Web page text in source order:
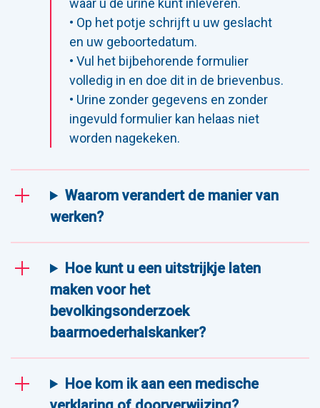
waar u de urine kunt inleveren.
• Op het potje schrijft u uw geslacht
en uw geboortedatum.
• Vul het bijbehorende formulier
volledig in en doe dit in de brievenbus.
• Urine zonder gegevens en zonder
ingevuld formulier kan helaas niet
worden nagekeken.
Waarom verandert de manier van
werken?
Hoe kunt u een uitstrijkje laten
maken voor het
bevolkingsonderzoek
baarmoederhalskanker?
Hoe kom ik aan een medische